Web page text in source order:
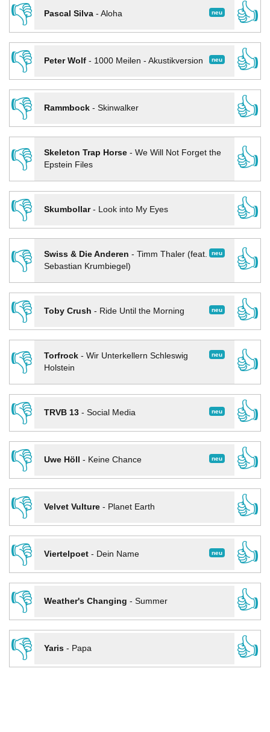
👎
neu
Pascal Silva- Aloha
👍
👎
neu
Peter Wolf- 1000 Meilen - Akustikversion
👍
👎
Rammbock- Skinwalker
👍
👎
Skeleton Trap Horse- We Will Not Forget the
Epstein Files
👍
👎
Skumbollar- Look into My Eyes
👍
👎
neu
Swiss & Die Anderen - Timm Thaler (feat.
Sebastian Krumbiegel)
👍
👎
neu
Toby Crush - Ride Until the Morning
👍
👎
neu
Torfrock- Wir Unterkellern Schleswig
Holstein
👍
👎
neu
TRVB 13- Social Media
👍
👎
neu
Uwe Höll - Keine Chance
👍
👎
Velvet Vulture- Planet Earth
👍
👎
neu
Viertelpoet- Dein Name
👍
👎
Weather's Changing - Summer
👍
👎
Yaris- Papa 👍